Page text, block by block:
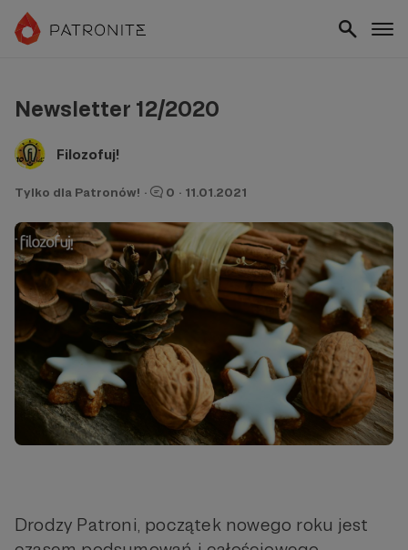
Newsletter 12/2020
Filozofuj!
Tylko dla Patronów! · 0 · 11.01.2021
Drodzy Patroni, początek nowego roku jest